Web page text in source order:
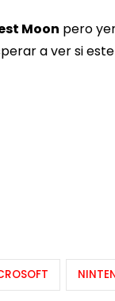
Moon pero
a ver si